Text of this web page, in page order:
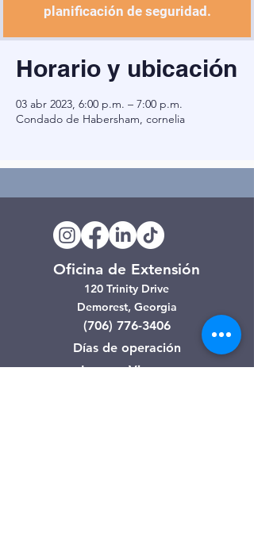
planificación de seguridad.
Horario y ubicación
03 abr 2023, 6:00 p.m. – 7:00 p.m.
Condado de Habersham, cornelia
Oficina de Extensión
120 Trinity Drive
Demorest, Georgia
(706) 776-3406
Días de operación
Lunes – Viernes